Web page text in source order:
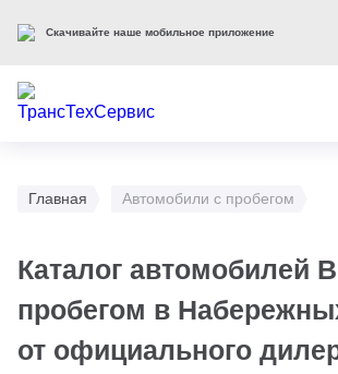
Главная Автомобили с пробегом
Каталог автомобилей
пробегом в
от официального
Скачивайте наше мобильное приложение